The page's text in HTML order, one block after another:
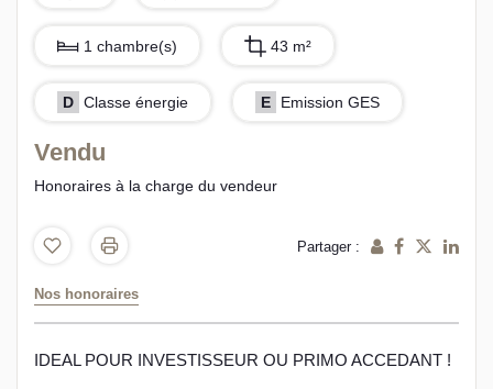
1 chambre(s) 43 m²
D Classe énergie E Emission GES
Vendu
Honoraires à la charge du vendeur
Partager :
Nos honoraires
IDEAL POUR INVESTISSEUR OU PRIMO ACCEDANT !